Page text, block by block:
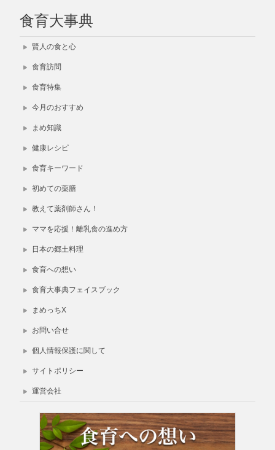
食育大事典
賢人の食と心
食育訪問
食育特集
今月のおすすめ
まめ知識
健康レシピ
食育キーワード
初めての薬膳
教えて薬剤師さん！
ママを応援！離乳食の進め方
日本の郷土料理
食育への想い
食育大事典フェイスブック
まめっちX
お問い合せ
個人情報保護に関して
サイトポリシー
運営会社